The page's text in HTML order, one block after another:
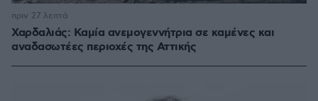
Χαρδαλιάς: Καμία ανεμογεννήτρια σε καμένες και
αναδασωτέες περιοχές της Αττικής
πριν 27 λεπτά